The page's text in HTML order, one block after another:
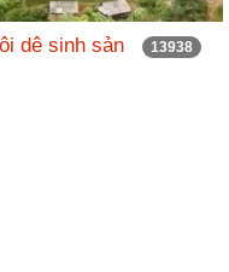
dê sinh sản 13938